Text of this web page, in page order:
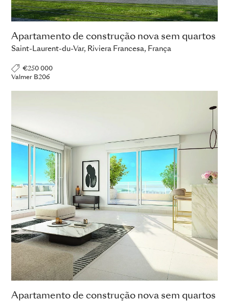
Apartamento de construção nova sem quartos
Saint-Laurent-du-Var, Riviera Francesa, França
€250 000
Valmer B206
Apartamento de construção nova sem quartos